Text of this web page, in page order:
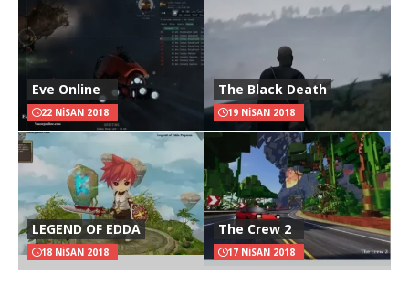
Eve Online
22 NISAN 2018
The Black Death
19 NISAN 2018
LEGEND OF EDDA
18 NISAN 2018
The Crew 2
17 NISAN 2018